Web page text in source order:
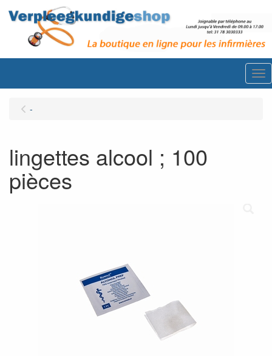
-
lingettes alcool ; 100
pièces